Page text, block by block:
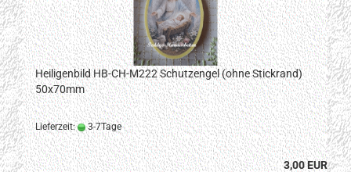
Heiligenbild HB-CH-M222 Schutzengel (ohne Stickrand)
50x70mm
Lieferzeit: 3-7Tage
3,00 EUR